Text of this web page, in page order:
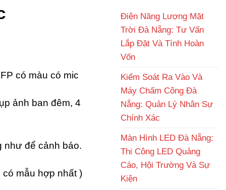
có màu có mic
ảnh ban đêm, 4
như để cảnh báo.
mẫu hợp nhất )
Điện Năng Lượng Mặt
Trời Đà Nẵng: Tư Vấn
Lắp Đặt Và Tính Hoàn
Vốn
Kiểm Soát Ra Vào Và
Máy Chấm Công Đà
Nẵng: Quản Lý Nhân Sự
Chính Xác
Màn Hình LED Đà Nẵng:
Thi Công LED Quảng
Cáo, Hội Trường Và Sự
Kiện